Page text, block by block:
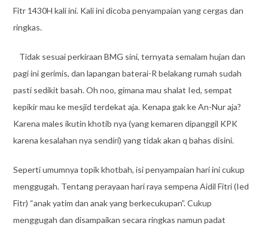
Fitr 1430H kali ini. Kali ini dicoba penyampaian yang cergas dan
ringkas.
Tidak sesuai perkiraan BMG sini, ternyata semalam hujan dan
pagi ini gerimis, dan lapangan baterai-R belakang rumah sudah
pasti sedikit basah. Oh noo, gimana mau shalat Ied, sempat
kepikir mau ke mesjid terdekat aja. Kenapa gak ke An-Nur aja?
Karena males ikutin khotib nya (yang kemaren dipanggil KPK
karena kesalahan nya sendiri) yang tidak akan q bahas disini.
Seperti umumnya topik khotbah, isi penyampaian hari ini cukup
menggugah. Tentang perayaan hari raya sempena Aidil Fitri (Ied
Fitr) “anak yatim dan anak yang berkecukupan”. Cukup
menggugah dan disampaikan secara ringkas namun padat